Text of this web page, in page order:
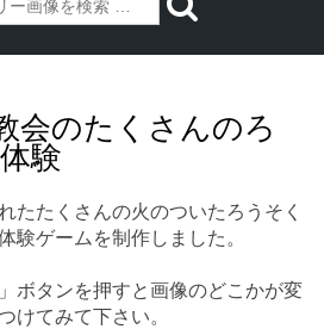
会のたくさんのろ
験
たたくさんの火のついたろうそく
験ゲームを制作しました。
ボタンを押すと画像のどこかが変
けてみて下さい。